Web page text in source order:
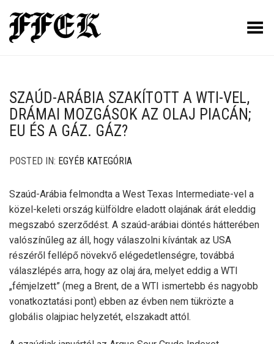
Toggle Menu
SZAÚD-ARÁBIA SZAKÍTOTT A WTI-VEL,
DRÁMAI MOZGÁSOK AZ OLAJ PIACÁN;
EU ÉS A GÁZ. GÁZ?
POSTED IN: EGYÉB KATEGÓRIA
Szaúd-Arábia felmondta a West Texas Intermediate-vel a
közel-keleti ország külföldre eladott olajának árát eleddig
megszabó szerződést. A szaúd-arábiai döntés hátterében
valószínűleg az áll, hogy válaszolni kívántak az USA
részéről fellépő növekvő elégedetlenségre, továbbá
válaszlépés arra, hogy az olaj ára, melyet eddig a WTI
„fémjelzett” (meg a Brent, de a WTI ismertebb és nagyobb
vonatkoztatási pont) ebben az évben nem tükrözte a
globális olajpiac helyzetét, elszakadt attól.